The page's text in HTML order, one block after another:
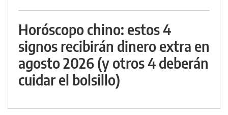
Horóscopo chino: estos 4
signos recibirán dinero extra en
agosto 2026 (y otros 4 deberán
cuidar el bolsillo)